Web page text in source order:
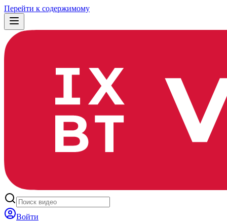
Перейти к содержимому
Войти